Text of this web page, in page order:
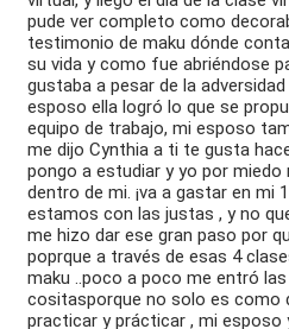
pude ver completo como
testimonio de maku dónde
su vida y como fue abriéndose
gustaba a pesar de la
esposo ella logró lo que se
equipo de trabajo, mi esposo
me dijo Cynthia a ti te gusta
pongo a estudiar y yo por miedo
dentro de mi. ¡va a gastar en mi
estamos con las justas , y no
me hizo dar ese gran paso por
poprque a través de esas 4
maku ..poco a poco me entró
cositasporque no solo es como
practicar y prácticar , mi esposo